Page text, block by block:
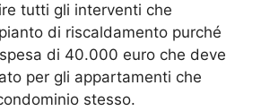
tutti gli interventi che
di riscaldamento purché
di 40.000 euro che deve
per gli appartamenti che
stesso.